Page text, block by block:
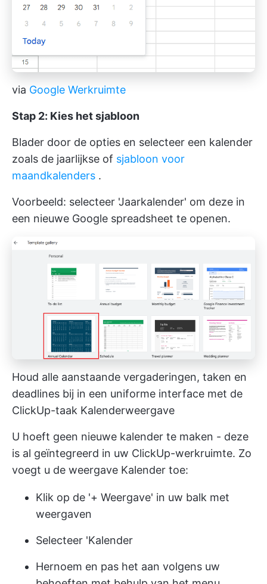
via Google Werkruimte
Stap 2: Kies het sjabloon
Blader door de opties en selecteer een kalender
zoals de jaarlijkse of sjabloon voor
maandkalenders .
Voorbeeld: selecteer 'Jaarkalender' om deze in
een nieuwe Google spreadsheet te openen.
Houd alle aanstaande vergaderingen, taken en
deadlines bij in een uniforme interface met de
ClickUp-taak Kalenderweergave
U hoeft geen nieuwe kalender te maken - deze
is al geïntegreerd in uw ClickUp-werkruimte. Zo
voegt u de weergave Kalender toe:
Klik op de '+ Weergave' in uw balk met
weergaven
Selecteer 'Kalender
Hernoem en pas het aan volgens uw